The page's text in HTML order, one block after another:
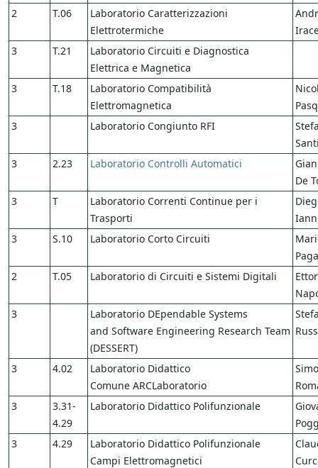
2
T.06
Laboratorio Caratterizzazioni
Elettrotermiche
3
T.21
Laboratorio Circuiti e Diagnostica
Elettrica e Magnetica
3
T.18
Laboratorio Compatibilità
Elettromagnetica
3
Laboratorio Congiunto RFI
3
2.23 Laboratorio Controlli Automatici
De
3
T
Laboratorio Correnti Continue per i
Trasporti
3
S.10 Laboratorio Corto Circuiti
2
T.05 Laboratorio di Circuiti e Sistemi Digitali
3
Laboratorio DEpendable Systems
and Software Engineering Research Team
(DESSERT)
3 4.02
Laboratorio Didattico
Comune ARCLaboratorio
3
3.31-
4.29
Laboratorio Didattico Polifunzionale
3
4.29
Laboratorio Didattico Polifunzionale
Campi Elettromagnetici